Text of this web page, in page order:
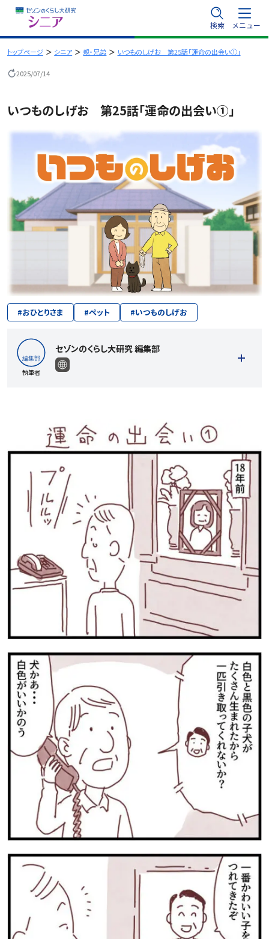
容
を
検索 メニュー
トップページ シニア 親・兄弟 いつものしげお 第25話「運命の出会い①」
2025/07/14
いつものしげお 第25話「運命の出会い①」
#おひとりさま #ペット #いつものしげお
執筆者
セゾンのくらし大研究 編集部
記事一覧を見る